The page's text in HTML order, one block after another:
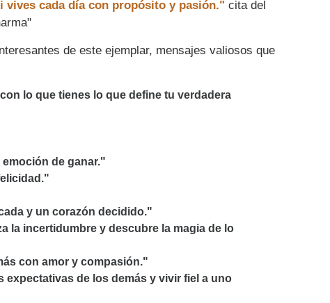
vives cada día con propósito y pasión."cita del
de este ejemplar, mensajes valiosos que
lo que tienes lo que define tu verdadera
de ganar."
y un corazón decidido."
la incertidumbre y descubre la magia de lo
con amor y compasión."
de los demás y vivir fiel a uno